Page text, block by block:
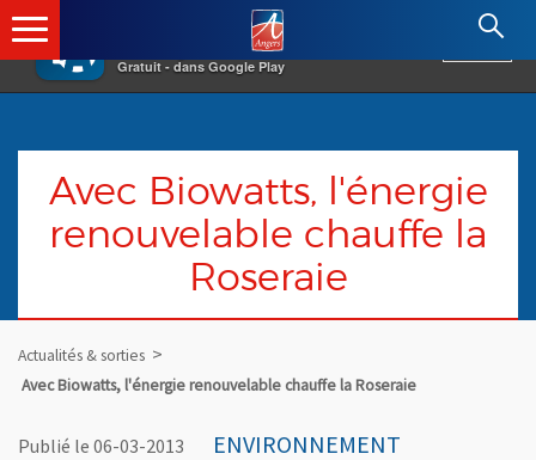
×
Gratuit - dans Google Play
Angers.fr : Retour à l'accueil
Avec Biowatts, l'énergie
renouvelable chauffe la
Roseraie
Actualités & sorties
Avec Biowatts, l'énergie renouvelable chauffe la Roseraie
Publié le 06-03-2013 ENVIRONNEMENT